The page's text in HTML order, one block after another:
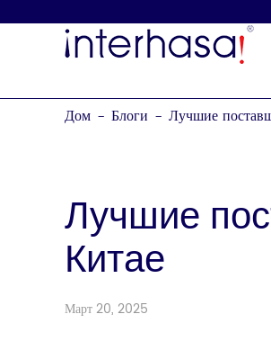
Сушилка для рук
Дом - Блоги - Лучшие
Лучшие
Китае
Март 20, 2025